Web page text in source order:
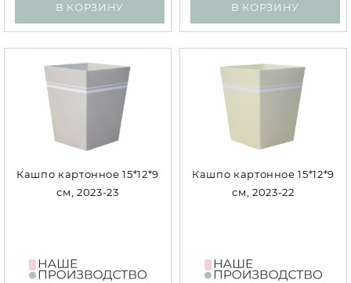
В КОРЗИНУ В КОРЗИНУ
Кашпо картонное 15*12*9
см, 2023-23
Кашпо картонное 15*12*9
см, 2023-22